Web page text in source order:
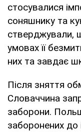
стосувалися
соняшнику та
стверджували,
умовах її
них та завдає
Після зняття
Словаччина
заборони.
заборонених до